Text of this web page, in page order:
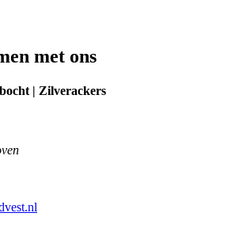
met ons
| Zilverackers